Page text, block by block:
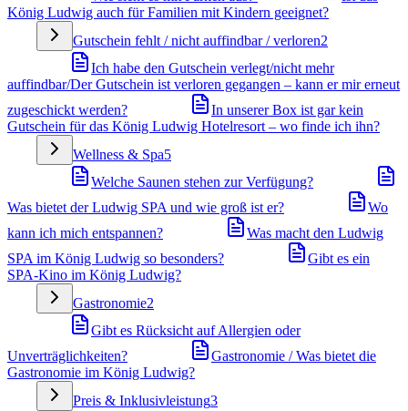
König Ludwig auch für Familien mit Kindern geeignet?
Gutschein fehlt / nicht auffindbar / verloren2
Ich habe den Gutschein verlegt/nicht mehr
auffindbar/Der Gutschein ist verloren gegangen – kann er mir erneut
zugeschickt werden?
In unserer Box ist gar kein
Gutschein für das König Ludwig Hotelresort – wo finde ich ihn?
Wellness & Spa5
Welche Saunen stehen zur Verfügung?
Was bietet der Ludwig SPA und wie groß ist er?
Wo
kann ich mich entspannen?
Was macht den Ludwig
SPA im König Ludwig so besonders?
Gibt es ein
SPA-Kino im König Ludwig?
Gastronomie2
Gibt es Rücksicht auf Allergien oder
Unverträglichkeiten?
Gastronomie / Was bietet die
Gastronomie im König Ludwig?
Preis & Inklusivleistung3